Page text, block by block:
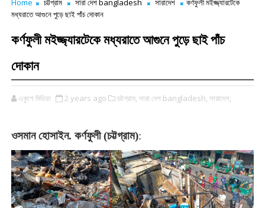
Home চট্টগ্রাম সারা দেশ bangladesh সারাদেশ
কর্ণফুলী মইজ্জ্যারটেকে
মধ্যরাতে আগুনে পুড়ে ছাই পাঁচ দোকান
কর্ণফুলী মইজ্জ্যারটেকে মধ্যরাতে আগুনে পুড়ে ছাই পাঁচ
দোকান
একুশে মিডিয়া 2 years ago চট্টগ্রাম, সারা দেশ bangladesh, সারাদেশ,
ওসমান হোসাইন. কর্ণফুলী(চট্টগ্রাম):